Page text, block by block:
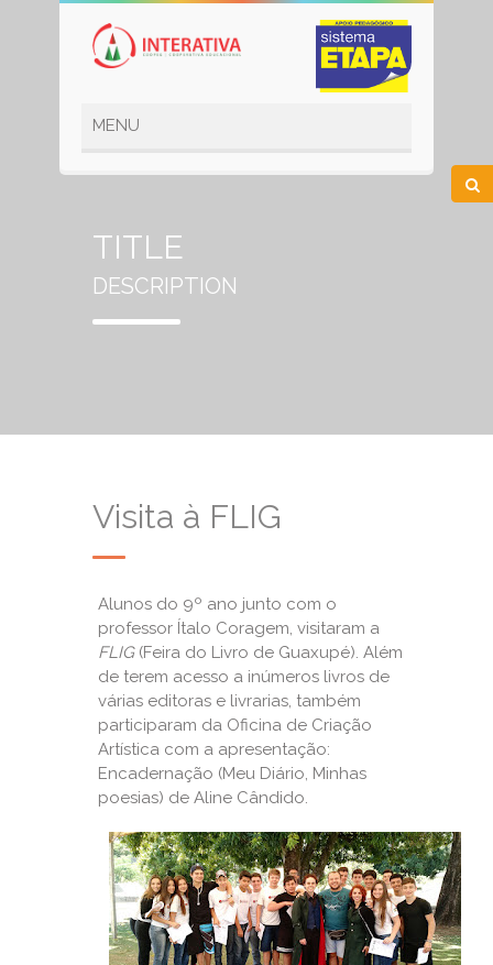
TITLE
DESCRIPTION
Visita à FLIG
Alunos do 9º ano junto com o
professor Ítalo Coragem, visitaram a
FLIG(Feira do Livro de Guaxupé). Além
de terem acesso a inúmeros livros de
várias editoras e livrarias, também
participaram da Oficina de Criação
Artística com a apresentação:
Encadernação (Meu Diário, Minhas
poesias) de Aline Cândido.